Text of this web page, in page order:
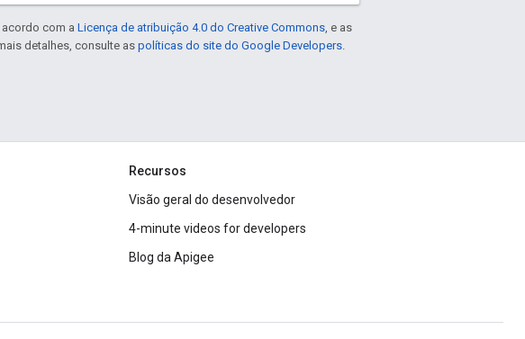
com a Licença de atribuição 4.0 do Creative Commons, e as
detalhes, consulte aspolíticas do site do Google Developers.
Recursos
Visão geral do desenvolvedor
4-minute videos for developers
Blog da Apigee